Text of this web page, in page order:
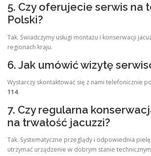
5. Czy oferujecie serwis na
Polski?
Tak. Świadczymy usługi montażu i konserwacji
regionach kraju.
6. Jak umówić wizytę
Wystarczy skontaktować się z nami telefonicznie
114.
7. Czy regularna
na trwałość jacuzzi?
Tak. Systematyczne przeglądy i odpowiednia
utrzymać urządzenie w dobrym stanie